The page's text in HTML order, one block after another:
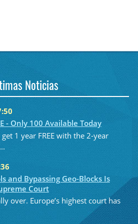
Noticias
- Only 100 Available Today
1 year FREE with the 2-year
and Bypassing Geo-Blocks Is
Court
over. Europe’s highest court has